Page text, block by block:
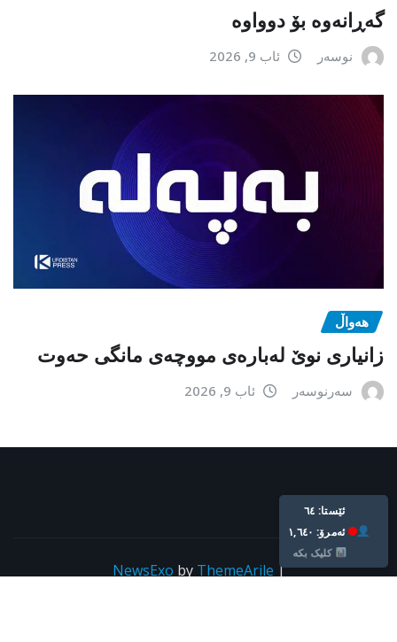
گەڕانەوە بۆ دوواوە
نوسەر ئاب 9, 2026
هەواڵ
زانیاری نوێ لەبارەی مووچەی مانگی حەوت
سەرنوسەر ئاب 9, 2026
|
NewsExo by ThemeArile
ئێستا: ٦٤
ئه‌مرۆ: ١,٦٤٠
کلیک بکە